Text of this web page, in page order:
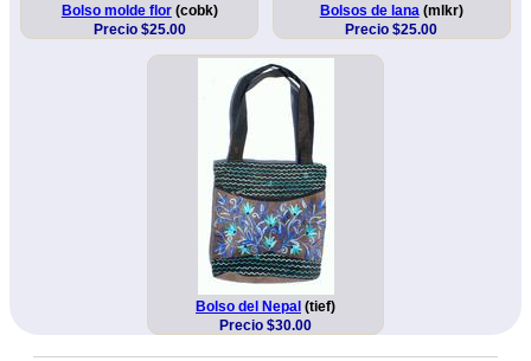
Bolso molde flor(cobk)
Precio $25.00
Bolsos de lana (mlkr)
Precio $25.00
Bolso del Nepal (tief)
Precio $30.00